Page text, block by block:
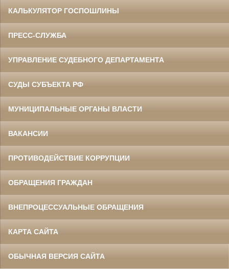
КАЛЬКУЛЯТОР ГОСПОШЛИНЫ
ПРЕСС-СЛУЖБА
УПРАВЛЕНИЕ СУДЕБНОГО ДЕПАРТАМЕНТА
СУДЫ СУБЪЕКТА РФ
МУНИЦИПАЛЬНЫЕ ОРГАНЫ ВЛАСТИ
ВАКАНСИИ
ПРОТИВОДЕЙСТВИЕ КОРРУПЦИИ
ОБРАЩЕНИЯ ГРАЖДАН
ВНЕПРОЦЕССУАЛЬНЫЕ ОБРАЩЕНИЯ
КАРТА САЙТА
ОБЫЧНАЯ ВЕРСИЯ САЙТА